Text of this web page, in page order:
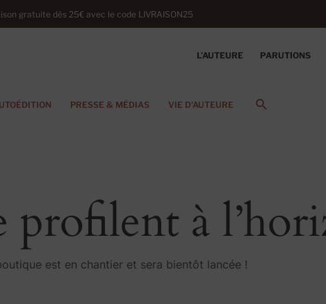
gratuite dès 25€ avec le code LIVRAISON25
L’AUTEURE PARUTIONS
PRESSE & MÉDIAS VIE D'AUTEURE
profilent à
est en chantier et sera bientôt lancée !